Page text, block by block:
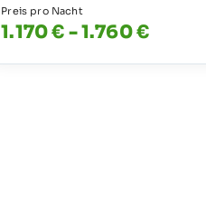
Preis pro Nacht
1.170 € - 1.760 €